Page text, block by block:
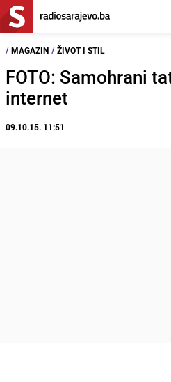
/ MAGAZIN / ŽIVOT I STIL
FOTO: Samohrani
internet
09.10.15. 11:51